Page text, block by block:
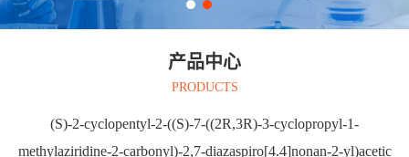
产品中心
PRODUCTS
(S)-2-cyclopentyl-2-((S)-7-((2R,3R)-3-cyclopropyl-1-
methylaziridine-2-carbonyl)-2,7-diazaspiro[4.4]nonan-2-yl)acetic